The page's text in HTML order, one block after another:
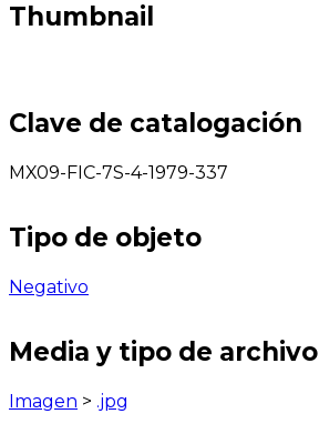
Thumbnail
Clave de catalogación
MX09-FIC-7S-4-1979-337
Tipo de objeto
Negativo
Media y tipo de archivo
Imagen > .jpg